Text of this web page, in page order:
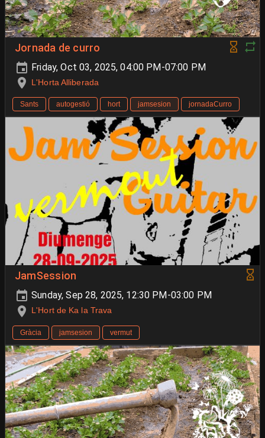
Jornada de curro
Friday, Oct 03, 2025, 04:00 PM-07:00 PM
L'Horta Alliberada
Sants autogestió hort jamsesion jornadaCurro
JamSession
Sunday, Sep 28, 2025, 12:30 PM-03:00 PM
L'Hort de Ka la Trava
Gràcia jamsesion vermut